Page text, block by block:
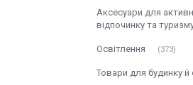
Аксесуари для
відпочинку та
Освітлення 373
Товари для будинку й